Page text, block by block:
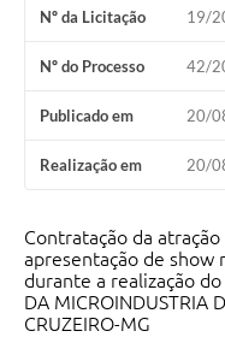
Nº da Licitação 19/
Nº do Processo 42/
Publicado em 20/
Realização em 20/
Contratação da atração
apresentação de show
durante a realização do
DA MICROINDUSTRIA
CRUZEIRO-MG